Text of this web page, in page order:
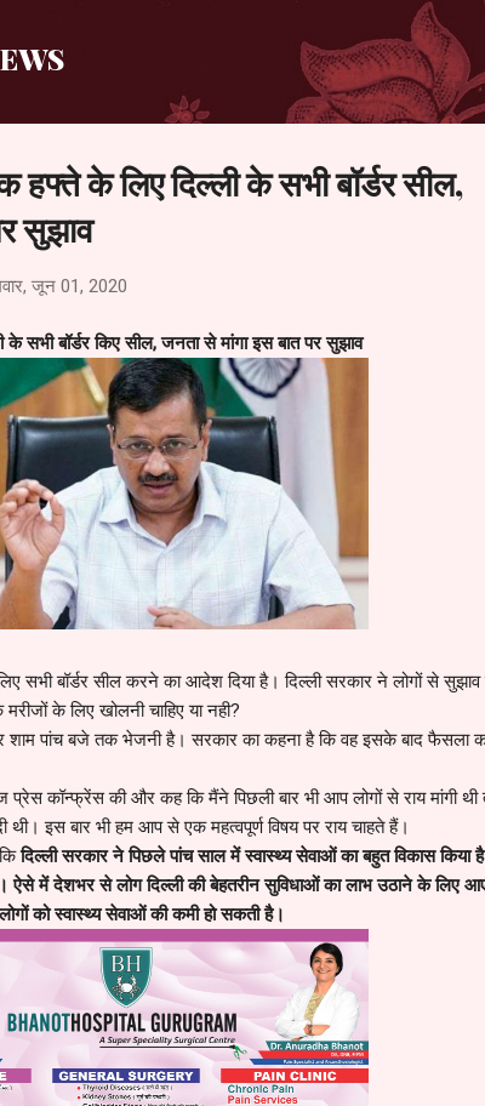
के लिए दिल्ली के सभी बॉर्डर सील,
सुझाव
जून 01, 2020
सभी बॉर्डर किए सील, जनता से मांगा इस बात पर सुझाव
सभी बॉर्डर सील करने का आदेश दिया है। दिल्ली सरकार ने लोगों से सुझाव
के लिए खोलनी चाहिए या नही?
शाम पांच बजे तक भेजनी है। सरकार का कहना है कि वह इसके बाद फैसला
कॉन्फ्रेंस की और कह कि मैंने पिछली बार भी आप लोगों से राय मांगी थी
थी। इस बार भी हम आप से एक महत्वपूर्ण विषय पर राय चाहते हैं।
दिल्ली सरकार ने पिछले पांच साल में स्वास्थ्य सेवाओं का बहुत विकास किया
में देशभर से लोग दिल्ली की बेहतरीन सुविधाओं का लाभ उठाने के लिए
को स्वास्थ्य सेवाओं की कमी हो सकती है।